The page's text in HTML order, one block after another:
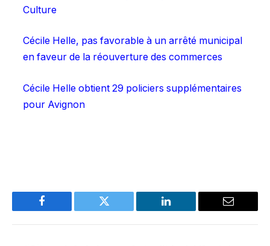
Culture
Cécile Helle, pas favorable à un arrêté municipal
en faveur de la réouverture des commerces
Cécile Helle obtient 29 policiers supplémentaires
pour Avignon
Facebook Twitter LinkedIn Email